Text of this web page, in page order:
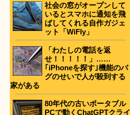
社会の窓がオープンして
いるとスマホに通知を飛
ばしてくれる自作ガジェ
ット「WiFly」
「わたしの電話を返
せ！！！！！」……
｢iPhoneを探す｣機能のバ
グのせいで人が殺到する
家がある
80年代の古いポータブル
PCで動くChatGPTクライ